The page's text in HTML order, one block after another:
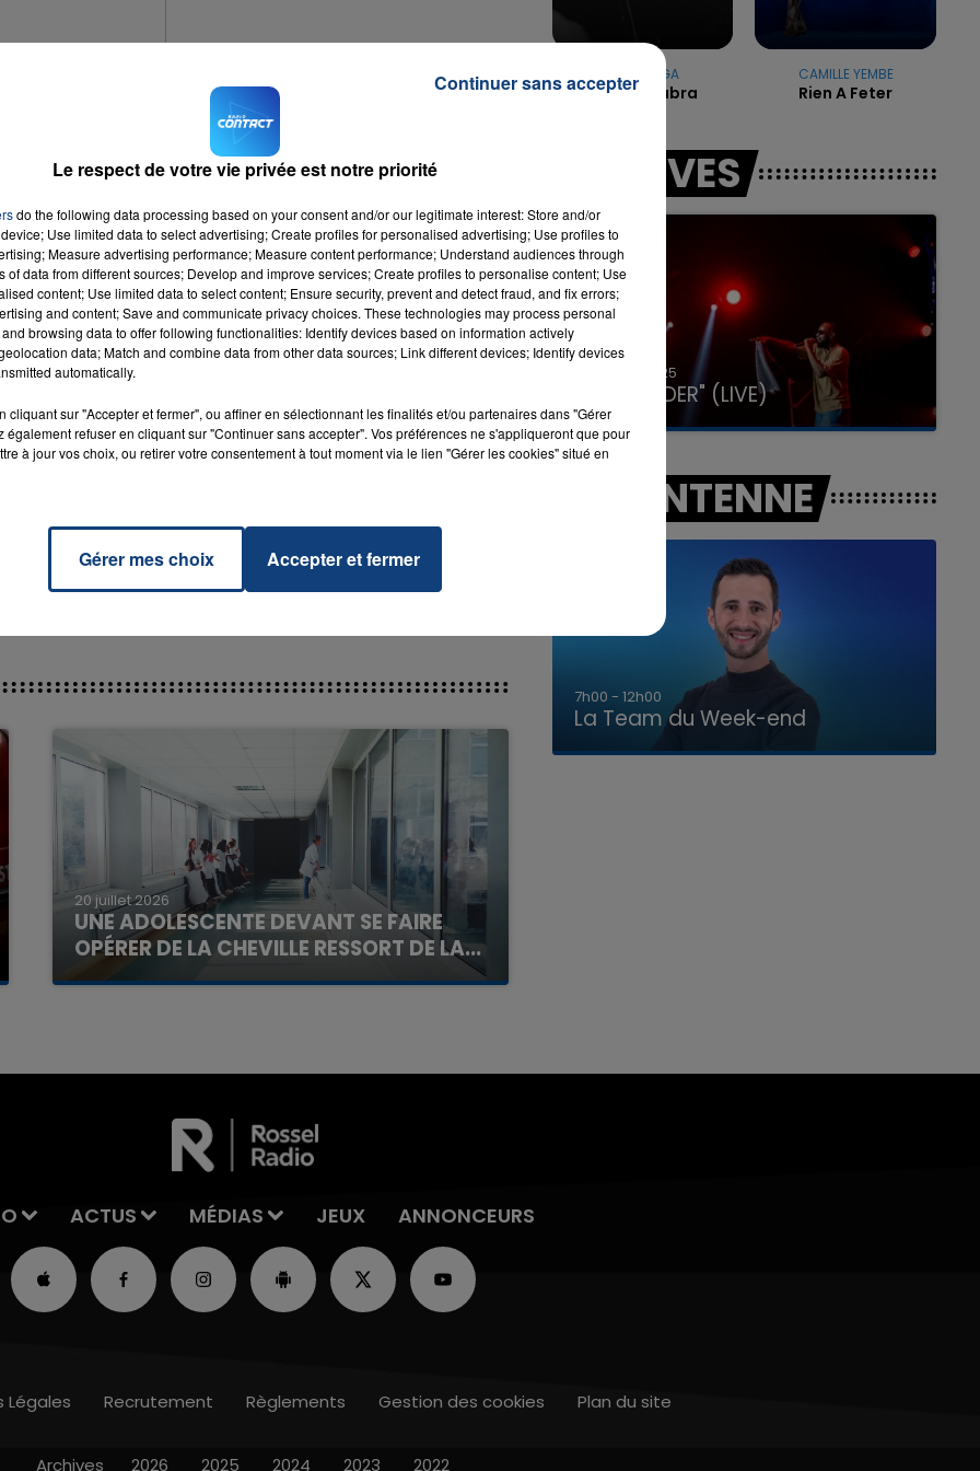
LA TEAM DU WEEK-END LA TEAM DU WEEK-END
via l'application Périscope.
internet des images avec son téléphone portable, pourtant interdit en
de septembre.
20 juillet 2026
UNE ADOLESCENTE DEVANT SE FAIRE
OPÉRER DE LA CHEVILLE RESSORT DE LA...
La famille a porté plainte contre la clinique qui a
LADY GAGA
Abracadabra
CAMILLE YEMBE
Rien A Feter
LES LIVES
31 janvier 2025
GIMS "SPIDER" (LIVE)
A L'ANTENNE
7h00 - 12h00 16h00 - 20h00
La Team du Week-end
ACTUS MÉDIAS JEUX ANNONCEURS
Légales Recrutement Règlements Gestion des cookies Plan du site
Archives 2026 2025 2024 2023 2022
Le respect de votre vie privée est notre priorité
do the following data processing based on your consent and/or our legitimate interest: Store and/or
Use limited data to select advertising; Create profiles for personalised advertising; Use profiles to
Measure advertising performance; Measure content performance; Understand audiences through
of data from different sources; Develop and improve services; Create profiles to personalise content; Use
content; Use limited data to select content; Ensure security, prevent and detect fraud, and fix errors;
and content; Save and communicate privacy choices. These technologies may process personal
browsing data to offer following functionalities: Identify devices based on information actively
data; Match and combine data from other data sources; Link different devices; Identify devices
automatically.
cliquant sur "Accepter et fermer", ou affiner en sélectionnant les finalités et/ou partenaires dans "Gérer
également refuser en cliquant sur "Continuer sans accepter". Vos préférences ne s'appliqueront que pour
à jour vos choix, ou retirer votre consentement à tout moment via le lien "Gérer les cookies" situé en
Gérer mes choix Accepter et fermer
Continuer sans accepter